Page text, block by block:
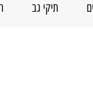
תיקי גב